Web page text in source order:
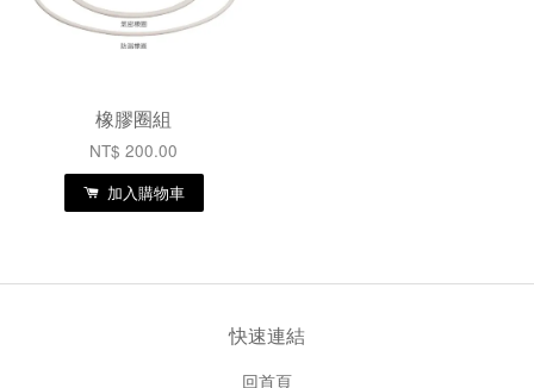
橡膠圈組
NT$ 200.00
加入購物車
快速連結
回首頁